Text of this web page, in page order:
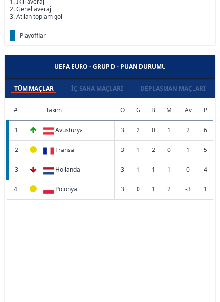
1. İkili averaj
2. Genel averaj
3. Atılan toplam gol
Playofflar
UEFA EURO - GRUP D - PUAN DURUMU
TÜM MAÇLAR İÇ SAHA MAÇLARI DEPLASMAN MAÇLARI
# Takım O G B M Av P
1 Avusturya 3 2 0 1 2 6
2 Fransa 3 1 2 0 1 5
3 Hollanda 3 1 1 1 0 4
4 Polonya 3 0 1 2 -3 1